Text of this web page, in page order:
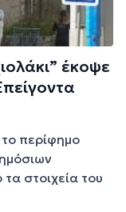
έκοψε
το περίφημο
στοιχεία του